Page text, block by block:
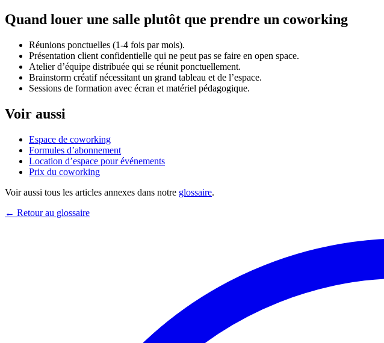
Quand louer une salle plutôt que prendre un coworking
Réunions ponctuelles (1-4 fois par mois).
Présentation client confidentielle qui ne peut pas se faire en open space.
Atelier d’équipe distribuée qui se réunit ponctuellement.
Brainstorm créatif nécessitant un grand tableau et de l’espace.
Sessions de formation avec écran et matériel pédagogique.
Voir aussi
Espace de coworking
Formules d’abonnement
Location d’espace pour événements
Prix du coworking
Voir aussi tous les articles annexes dans notre glossaire.
← Retour au glossaire